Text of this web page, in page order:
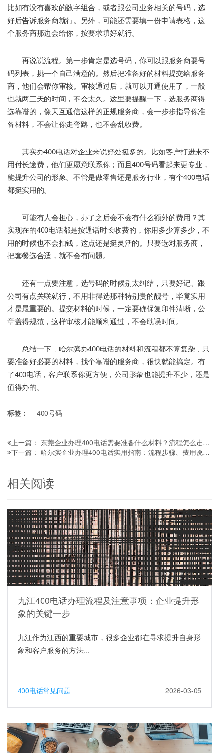
比如有没有喜欢的数字组合，或者跟公司业务相关的号码，选
好后告诉服务商就行。另外，可能还需要填一份申请表格，这
个服务商那边会给你，按要求填好就行。
再说说流程。第一步肯定是选号码，你可以跟服务商要号
码列表，挑一个自己满意的。然后把准备好的材料提交给服务
商，他们会帮你审核。审核通过后，就可以开通使用了，一般
也就两三天的时间，不会太久。这里要提醒一下，选服务商得
选靠谱的，像天互通信这样的正规服务商，会一步步指导你准
备材料，不会让你走弯路，也不会乱收费。
其实办400电话对企业来说好处挺多的。比如客户打进来不
用付长途费，他们更愿意联系你；而且400号码看起来更专业，
能提升公司的形象。不管是做零售还是服务行业，有个400电话
都挺实用的。
可能有人会担心，办了之后会不会有什么额外的费用？其
实现在的400电话都是按通话时长收费的，你用多少算多少，不
用的时候也不会扣钱，这点还是挺灵活的。只要选对服务商，
把套餐选合适，就不会有问题。
还有一点要注意，选号码的时候别太纠结，只要好记、跟
公司有点关联就行，不用非得选那种特别贵的靓号，毕竟实用
才是最重要的。提交材料的时候，一定要确保复印件清晰，公
章盖得规范，这样审核才能顺利通过，不会耽误时间。
总结一下，哈尔滨办400电话的材料和流程都不算复杂，只
要准备好必要的材料，找个靠谱的服务商，很快就能搞定。有
了400电话，客户联系你更方便，公司形象也能提升不少，还是
值得办的。
标签： 400号码
上一篇： 东莞企业办理400电话需要准备什么材料？流程怎么走？看完轻松搞定
下一篇： 哈尔滨企业办理400电话实用指南：流程步骤、费用说明及避坑注意事项
相关阅读
九江400电话办理流程及注意事项：企业提升形
象的关键一步
九江作为江西的重要城市，很多企业都在寻求提升自身形
象和客户服务的方法...
400电话常见问题 2026-03-05